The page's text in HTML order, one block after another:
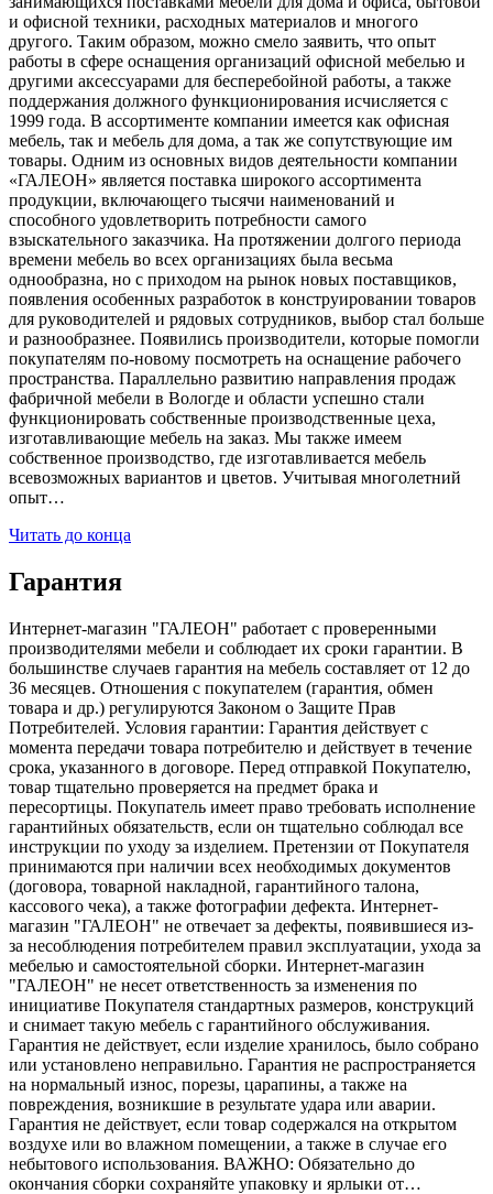
и офисной техники, расходных материалов и многого
другого. Таким образом, можно смело заявить, что опыт
работы в сфере оснащения организаций офисной мебелью и
другими аксессуарами для бесперебойной работы, а также
поддержания должного функционирования исчисляется с
1999 года. В ассортименте компании имеется как офисная
мебель, так и мебель для дома, а так же сопутствующие им
товары. Одним из основных видов деятельности компании
«ГАЛЕОН» является поставка широкого ассортимента
продукции, включающего тысячи наименований и
способного удовлетворить потребности самого
взыскательного заказчика. На протяжении долгого периода
времени мебель во всех организациях была весьма
однообразна, но с приходом на рынок новых поставщиков,
появления особенных разработок в конструировании товаров
для руководителей и рядовых сотрудников, выбор стал больше
и разнообразнее. Появились производители, которые помогли
покупателям по-новому посмотреть на оснащение рабочего
пространства. Параллельно развитию направления продаж
фабричной мебели в Вологде и области успешно стали
функционировать собственные производственные цеха,
изготавливающие мебель на заказ. Мы также имеем
собственное производство, где изготавливается мебель
всевозможных вариантов и цветов. Учитывая многолетний
опыт…
Читать до конца
Гарантия
Интернет-магазин "ГАЛЕОН" работает с проверенными
производителями мебели и соблюдает их сроки гарантии. В
большинстве случаев гарантия на мебель составляет от 12 до
36 месяцев. Отношения с покупателем (гарантия, обмен
товара и др.) регулируются Законом о Защите Прав
Потребителей. Условия гарантии: Гарантия действует с
момента передачи товара потребителю и действует в течение
срока, указанного в договоре. Перед отправкой Покупателю,
товар тщательно проверяется на предмет брака и
пересортицы. Покупатель имеет право требовать исполнение
гарантийных обязательств, если он тщательно соблюдал все
инструкции по уходу за изделием. Претензии от Покупателя
принимаются при наличии всех необходимых документов
(договора, товарной накладной, гарантийного талона,
кассового чека), а также фотографии дефекта. Интернет-
магазин "ГАЛЕОН" не отвечает за дефекты, появившиеся из-
за несоблюдения потребителем правил эксплуатации, ухода за
мебелью и самостоятельной сборки. Интернет-магазин
"ГАЛЕОН" не несет ответственность за изменения по
инициативе Покупателя стандартных размеров, конструкций
и снимает такую мебель с гарантийного обслуживания.
Гарантия не действует, если изделие хранилось, было собрано
или установлено неправильно. Гарантия не распространяется
на нормальный износ, порезы, царапины, а также на
повреждения, возникшие в результате удара или аварии.
Гарантия не действует, если товар содержался на открытом
воздухе или во влажном помещении, а также в случае его
небытового использования. ВАЖНО: Обязательно до
окончания сборки сохраняйте упаковку и ярлыки от…